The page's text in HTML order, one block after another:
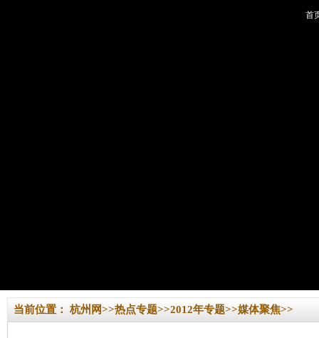
首
当前位置：杭州网>>热点专题>>2012年专题>>媒体聚焦>>